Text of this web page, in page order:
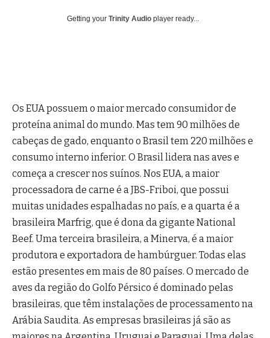
Getting your Trinity Audio player ready...
Os EUA possuem o maior mercado consumidor de
proteína animal do mundo. Mas tem 90 milhões de
cabeças de gado, enquanto o Brasil tem 220 milhões e
consumo interno inferior. O Brasil lidera nas aves e
começa a crescer nos suínos. Nos EUA, a maior
processadora de carne é a JBS-Friboi, que possui
muitas unidades espalhadas no país, e a quarta é a
brasileira Marfrig, que é dona da gigante National
Beef. Uma terceira brasileira, a Minerva, é a maior
produtora e exportadora de hambúrguer. Todas elas
estão presentes em mais de 80 países. O mercado de
aves da região do Golfo Pérsico é dominado pelas
brasileiras, que têm instalações de processamento na
Arábia Saudita. As empresas brasileiras já são as